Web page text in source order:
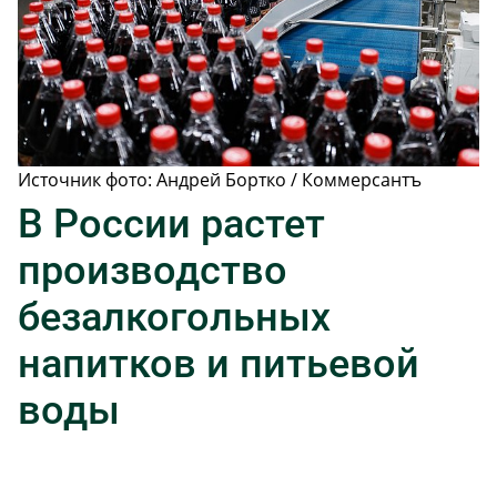
Источник фото: Андрей Бортко / Коммерсантъ
В России растет
производство
безалкогольных
напитков и питьевой
воды